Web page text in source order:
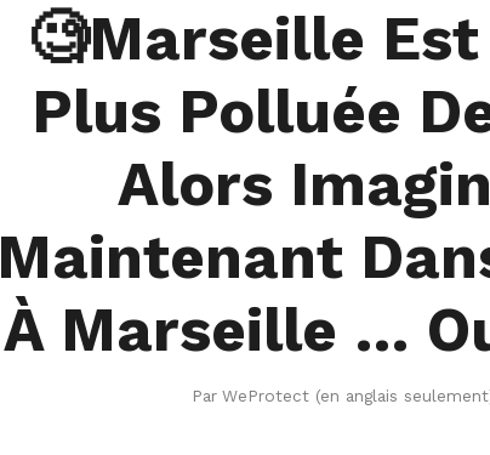
🧐Marseille
Plus Polluée
Alors
Maintenant
À Marseille …
Par WeProtect (en anglais